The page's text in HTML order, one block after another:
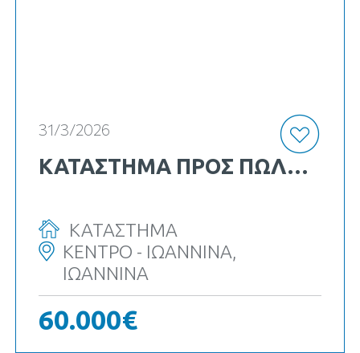
31/3/2026
ΚΑΤΑΣΤΗΜΑ ΠΡΟΣ ΠΏΛΗΣΗ
ΚΑΤΑΣΤΗΜΑ
ΚΕΝΤΡΟ - ΙΩΑΝΝΙΝΑ,
ΙΩΑΝΝΙΝΑ
60.000€